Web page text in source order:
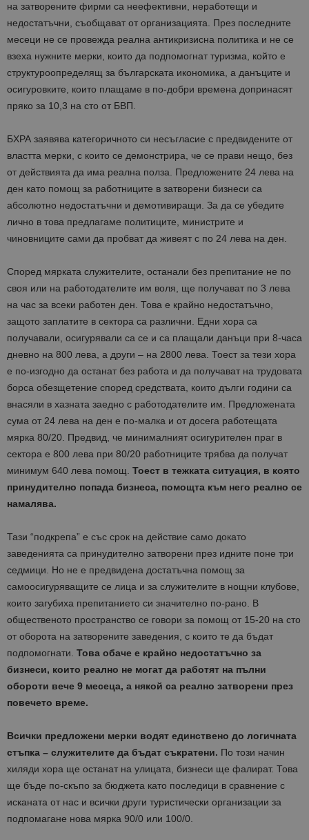
на затворените фирми са неефективни, неработещи и
недостатъчни, съобщават от организацията. През последните
месеци не се провежда реална антикризисна политика и не се
взеха нужните мерки, които да подпомогнат туризма, който е
структуроопределящ за българската икономика, а данъците и
осигуровките, които плащаме в по-добри времена допринасят
пряко за 10,3 на сто от БВП.
БХРА заявява категоричното си несъгласие с предвидените от
властта мерки, с които се демонстрира, че се прави нещо, без
от действията да има реална полза. Предложените 24 лева на
ден като помощ за работниците в затворени бизнеси са
абсолютно недостатъчни и демотивиращи. За да се убедите
лично в това предлагаме политиците, министрите и
чиновниците сами да пробват да живеят с по 24 лева на ден.
Според мярката служителите, останали без препитание не по
своя или на работодателите им воля, ще получават по 3 лева
на час за всеки работен ден. Това е крайно недостатъчно,
защото заплатите в сектора са различни. Едни хора са
получавали, осигурявали са се и са плащали данъци при 8-часа
дневно на 800 лева, а други – на 2800 лева. Тоест за тези хора
е по-изгодно да останат без работа и да получават на трудовата
борса обезщетение според средствата, които дълги години са
внасяли в хазната заедно с работодателите им. Предложената
сума от 24 лева на ден е по-малка и от досега работещата
мярка 80/20. Предвид, че минималният осигурителен праг в
сектора е 800 лева при 80/20 работниците трябва да получат
минимум 640 лева помощ. Тоест в тежката ситуация, в която
принудително попада бизнеса, помощта към него реално се
намалява.
Тази “подкрепа” е със срок на действие само докато
заведенията са принудително затворени през идните поне три
седмици. Но не е предвидена достатъчна помощ за
самоосигуряващите се лица и за служителите в нощни клубове,
които загубиха препитанието си значително по-рано. В
общественото пространство се говори за помощ от 15-20 на сто
от оборота на затворените заведения, с които те да бъдат
подпомогнати. Това обаче е крайно недостатъчно за
бизнеси, които реално не могат да работят на пълни
обороти вече 9 месеца, а някой са реално затворени през
повечето време.
Всички предложени мерки водят единствено до логичната
стъпка – служителите да бъдат съкратени. По този начин
хиляди хора ще останат на улицата, бизнеси ще фалират. Това
ще бъде по-скъпо за бюджета като последици в сравнение с
исканата от нас и всички други туристически организации за
подпомагане нова мярка 90/0 или 100/0.